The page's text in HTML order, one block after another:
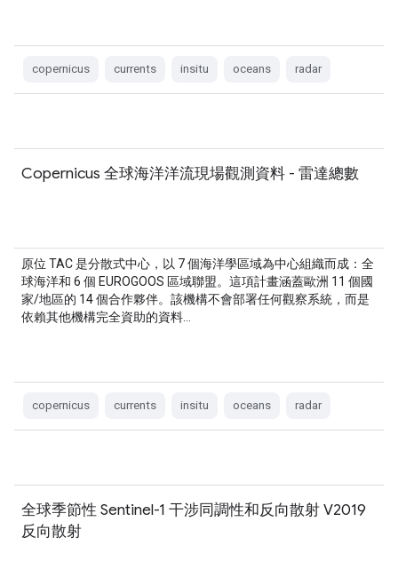
copernicus currents insitu oceans radar
Copernicus 全球海洋洋流現場觀測資料 - 雷達總數
原位 TAC 是分散式中心，以 7 個海洋學區域為中心組織而成：全
球海洋和 6 個 EUROGOOS 區域聯盟。這項計畫涵蓋歐洲 11 個國
家/地區的 14 個合作夥伴。該機構不會部署任何觀察系統，而是
依賴其他機構完全資助的資料…
copernicus currents insitu oceans radar
全球季節性 Sentinel-1 干涉同調性和反向散射 V2019
反向散射